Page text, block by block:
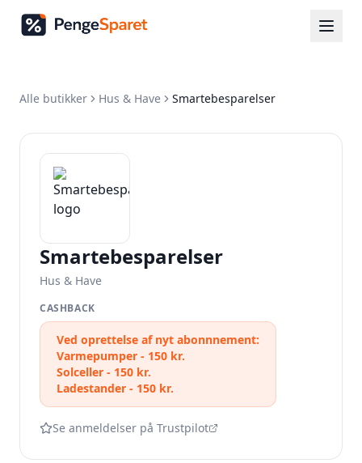
Alle butikker Hus & Have Smartebesparelser
Smartebesparelser
Hus & Have
CASHBACK
Ved oprettelse af nyt abonnnement:
Varmepumper - 150 kr.
Solceller - 150 kr.
Ladestander - 150 kr.
Se anmeldelser på Trustpilot